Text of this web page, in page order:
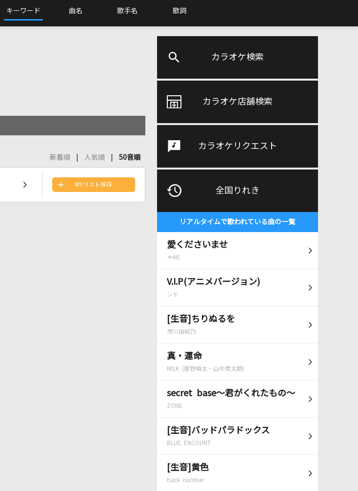
キーワード 曲名 歌手名 歌詞
カラオケ検索
カラオケ店舗検索
カラオケリクエスト
全国りれき
リアルタイムで歌われている曲の一覧
愛くださいませ
≠ME
V.I.P(アニメバージョン)
シド
[生音]ちりぬるを
市川由紀乃
真・運命
M!LK (曽野舜太・山中柔太朗)
secret base～君がくれたもの～
ZONE
[生音]バッドパラドックス
BLUE ENCOUNT
[生音]黄色
back number
新着順
人気順 50音順
MYリスト保存